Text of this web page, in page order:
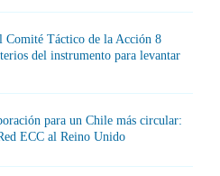
Comité Táctico de la Acción 8
del instrumento para levantar
para un Chile más circular:
ECC al Reino Unido